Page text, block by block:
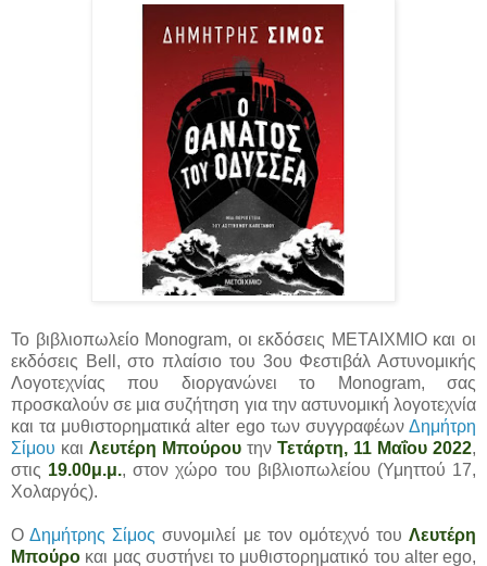
Το βιβλιοπωλείο Monogram, οι εκδόσεις ΜΕΤΑΙΧΜΙΟ και οι
εκδόσεις Bell, στο πλαίσιο του 3ου Φεστιβάλ Αστυνομικής
Λογοτεχνίας που διοργανώνει το Monogram, σας
προσκαλούν σε μια συζήτηση για την αστυνομική λογοτεχνία
και τα μυθιστορηματικά alter ego των συγγραφέων Δημήτρη
Σίμου και Λευτέρη Μπούρου την Τετάρτη, 11 Μαΐου 2022,
στις 19.00μ.μ., στον χώρο του βιβλιοπωλείου (Υμηττού 17,
Χολαργός).
ΟΔημήτρης Σίμος συνομιλεί με τον ομότεχνό του Λευτέρη
Μπούρο και μας συστήνει το μυθιστορηματικό του alter ego,